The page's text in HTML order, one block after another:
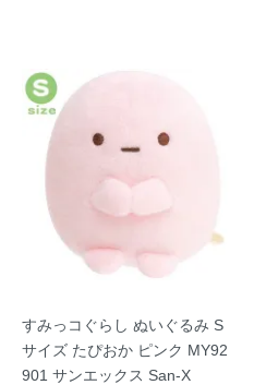
すみっコぐらし ぬいぐるみ S
サイズ たぴおか ピンク MY92
901 サンエックス San-X